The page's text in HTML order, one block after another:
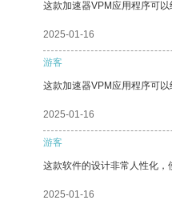
这款加速器VPM应用程序可
2025-01-16
游客
这款加速器VPM应用程序可
2025-01-16
游客
这款软件的设计非常人性化，
2025-01-16